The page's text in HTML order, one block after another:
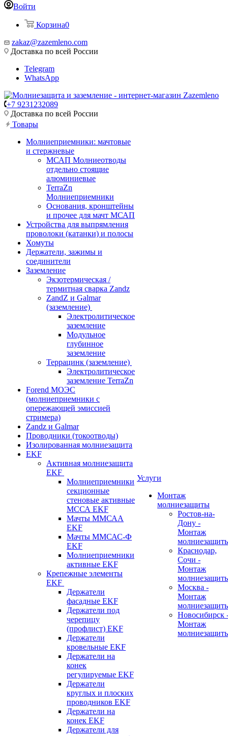
Войти
Корзина0
zakaz@zazemleno.com
Доставка по всей России
Telegram
WhatsApp
+7 9231232089
Доставка по всей России
Товары
Молниеприемники: мачтовые
и стержневые
МСАП Молниеотводы
отдельно стоящие
алюминиевые
TerraZn
Молниеприемники
Основания, кронштейны
и прочее для мачт МСАП
Устройства для выпрямления
проволоки (катанки) и полосы
Хомуты
Держатели, зажимы и
соединители
Заземление
Экзотермическая /
термитная сварка Zandz
ZandZ и Galmar
(заземление)
Электролитическое
заземление
Модульное
глубинное
заземление
Террацинк (заземление)
Электролитическое
заземление TerraZn
Forend МОЭС
(молниеприемники с
опережающей эмиссией
стримера)
Zandz и Galmar
Проводники (токоотводы)
Изолированная молниезащита
EKF
Активная молниезащита
EKF
Молниеприемники
секционные
стеновые активные
МССА EKF
Мачты ММСАА
EKF
Мачты ММСАС-Ф
EKF
Молниеприемники
активные EKF
Крепежные элементы
EKF
Держатели
фасадные EKF
Держатели под
черепицу
(профлист) EKF
Держатели
кровельные EKF
Держатели на
конек
регулируемые EKF
Держатели
круглых и плоских
проводников EKF
Держатели на
конек EKF
Держатели для
Услуги
Монтаж
молниезащиты
Ростов-на-
Дону -
Монтаж
Краснодар,
Сочи -
Монтаж
Москва -
Монтаж
Новосибирск
Монтаж